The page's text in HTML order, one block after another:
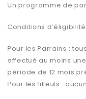
Un programme de
Conditions d’éligibilité
Pour les Parrains :
effectué au moins
période de 12 mois
Pour les filleuls :